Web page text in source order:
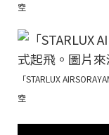
空
「STARLUX
空